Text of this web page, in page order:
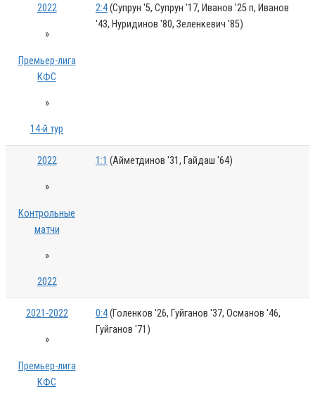
2022
»
Премьер-лига
КФС
»
14-й тур
2:4(Супрун '5, Супрун '17, Иванов '25 п, Иванов
'43, Нуридинов '80, Зеленкевич '85)
2022
»
Контрольные
матчи
»
2022
1:1 (Айметдинов '31, Гайдаш '64)
2021-2022
»
Премьер-лига
КФС
0:4(Голенков '26, Гуйганов '37, Османов '46,
Гуйганов '71)